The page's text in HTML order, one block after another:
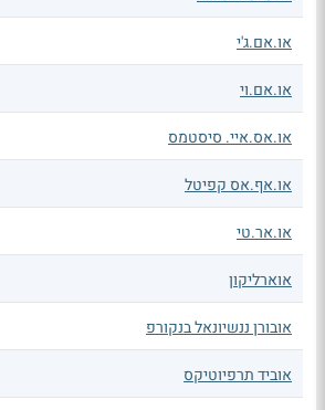
או.אם.ג'י
או.אם.וי
או.אס.איי. סיסטמס
או.אף.אס קפיטל
או.אר.טי
אוארליקון
אובורן ננשיונאל בנקורפ
אוביד תרפיוטיקס